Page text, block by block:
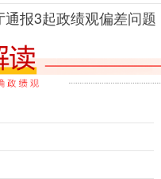
报3起政绩观偏差问题